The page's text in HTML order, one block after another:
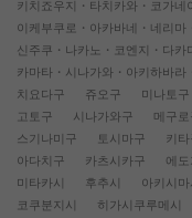
키치죠우지・타치카와・코가네
이케부쿠로・아카바네・네리마
신주쿠・나카노・코엔지・다카
카마타・시나가와・아키하바라
치요다구
쥬오구 미나토구
고토구
시나가와구 메구로
스기나미구
토시마구 키타
아다치구
카츠시카구 에
미타카시
후추시 아키시마
코쿠분지시
히가시쿠루메시